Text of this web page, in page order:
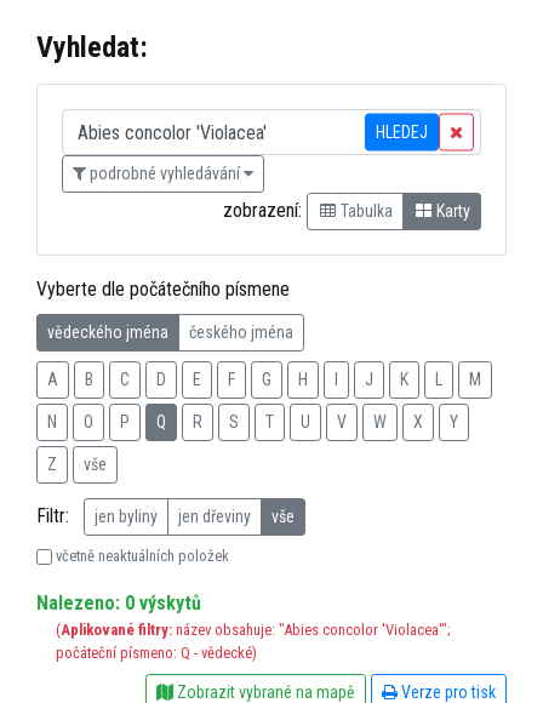
Vyhledat:
HLEDEJ
podrobné vyhledávání
zobrazení: Tabulka Karty
Vyberte dle počátečního písmene
vědeckého jména českého jména
A B C D E F G H J K M
N O P Q R S T U V W X Y
Z vše
Filtr: jen byliny jen dřeviny vše
včetně neaktuálních položek
Nalezeno: 0 výskytů
(Aplikované filtry: název obsahuje: "Abies concolor 'Violacea'";
počáteční písmeno: Q - vědecké)
Zobrazit vybrané na mapě Verze pro tisk